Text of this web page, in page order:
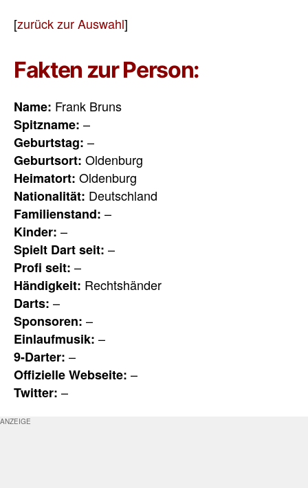
[zurück zur Auswahl]
Fakten zur Person:
Name: Frank Bruns
Spitzname: –
Geburtstag: –
Geburtsort: Oldenburg
Heimatort: Oldenburg
Nationalität: Deutschland
Familienstand: –
Kinder: –
Spielt Dart seit: –
Profi seit: –
Händigkeit: Rechtshänder
Darts: –
Sponsoren: –
Einlaufmusik: –
9-Darter: –
Offizielle Webseite: –
Twitter: –